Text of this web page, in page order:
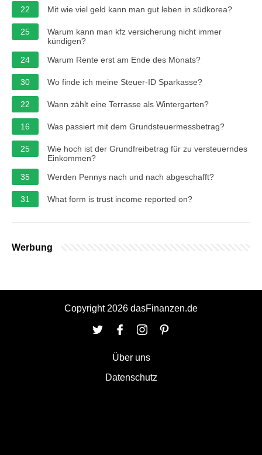
22 Mit wie viel geld kann man gut leben in südkorea?
25
Warum kann man kfz versicherung nicht immer
kündigen?
24
Warum Rente erst am Ende des Monats?
30 Wo finde ich meine Steuer-ID Sparkasse?
22 Wann zählt eine Terrasse als Wintergarten?
16 Was passiert mit dem Grundsteuermessbetrag?
25
Wie hoch ist der Grundfreibetrag für zu versteuerndes
Einkommen?
35
Werden Pennys nach und nach abgeschafft?
31 What form is trust income reported on?
Werbung
Copyright 2026 dasFinanzen.de
Über uns
Datenschutz